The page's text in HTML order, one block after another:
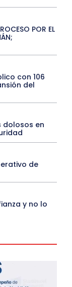
POR EL
con 106
del
dolosos en
de
y no lo